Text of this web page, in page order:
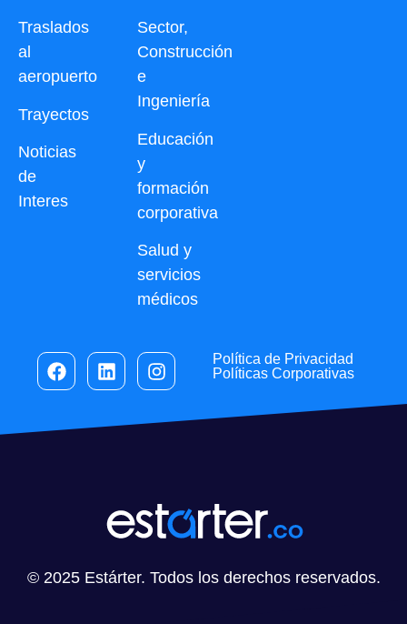
Traslados
al
aeropuerto
Trayectos
Noticias
de
Interes
Sector,
Construcción
e
Ingeniería
Educación
y
formación
corporativa
Salud y
servicios
médicos
Política de Privacidad
Políticas Corporativas
© 2025 Estárter. Todos los derechos reservados.